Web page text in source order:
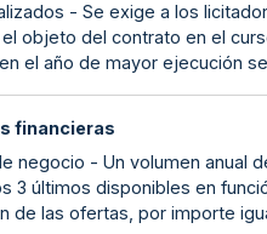
- Se exige a los
objeto del contrato en el
el año de mayor ejecución
financieras
negocio - Un volumen anual
3 últimos disponibles en
de las ofertas, por importe